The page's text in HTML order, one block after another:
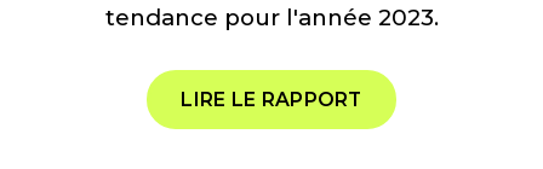
tendance pour l'année 2023.
LIRE LE RAPPORT